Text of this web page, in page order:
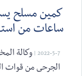
كمين مسلح
ساعات من
2022-5-7 |
وكالة
الجرحى من قوات